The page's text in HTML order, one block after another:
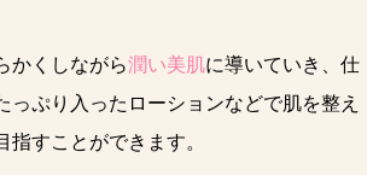
かくしながら潤い美肌に導いていき、仕
っぷり入ったローションなどで肌を整え
指すことができます。